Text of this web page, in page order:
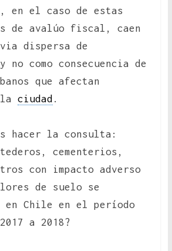
en el caso de estas
de avalúo fiscal, caen
dispersa de
como consecuencia de
que afectan
ciudad .
hacer la consulta:
cementerios,
con impacto adverso
de suelo se
en Chile en el período
a 2018?